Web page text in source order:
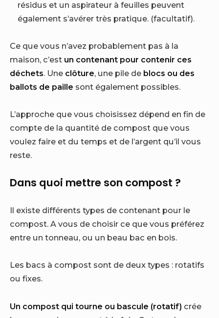
résidus et un aspirateur à feuilles peuvent
également s’avérer très pratique. (facultatif).
Ce que vous n’avez probablement pas à la
maison, c’est un contenant pour contenir ces
déchets. Une clôture, une pile de blocs ou des
ballots de paille sont également possibles.
L’approche que vous choisissez dépend en fin de
compte de la quantité de compost que vous
voulez faire et du temps et de l’argent qu’il vous
reste.
Dans quoi mettre son compost ?
Il existe différents types de contenant pour le
compost. A vous de choisir ce que vous préférez
entre un tonneau, ou un beau bac en bois.
Les bacs à compost sont de deux types : rotatifs
ou fixes.
Un compost qui tourne ou bascule (rotatif) crée